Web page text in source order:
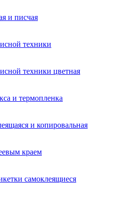
и писчая
техники
техники цветная
и термопленка
и копировальная
краем
самоклеящиеся